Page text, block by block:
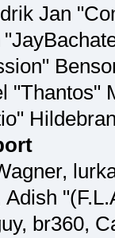
Jan
"Thantos"
br360,